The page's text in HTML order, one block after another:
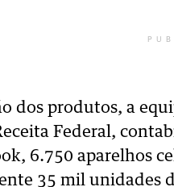
dos produtos, a
Federal,
6.750 aparelhos
35 mil unidades